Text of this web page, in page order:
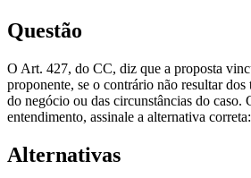
Questão
O Art. 427, do CC, diz que a proposta
proponente, se o contrário não resultar dos
do negócio ou das circunstâncias do caso.
entendimento, assinale a alternativa correta:
Alternativas